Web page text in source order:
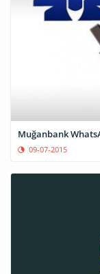
Muğanbank
09-07-2015